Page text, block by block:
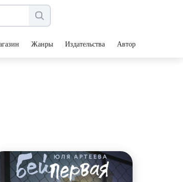
Жанры Издательства Авторы